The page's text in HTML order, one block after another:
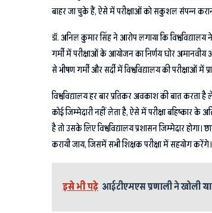
बाहर जा चुके हैं, ऐसे में परीक्षाओं को सकुशल संपन्न
डॉ. अनिल कुमार सिंह ने आरोप लगाया कि
गर्मी में परीक्षाओं के आयोजन का निर्णय घोर
से भीषण गर्मी और सर्दी में विश्वविद्यालय की परीक्षाओं
विश्वविद्यालय हर बार प्रतिकर अवकाश की बात करता
कोई जिम्मेदारी नहीं लेता है, ऐसे में परीक्षा बहिष्कार के
है तो उसके लिए विश्वविद्यालय प्रशासन जिम्मेदार
करायी जाय, जिसमें सभी शिक्षक परीक्षा में सहयोग करेंगे।
इसे भी पढ़े आईटीएमएस प्रणाली ने खोली